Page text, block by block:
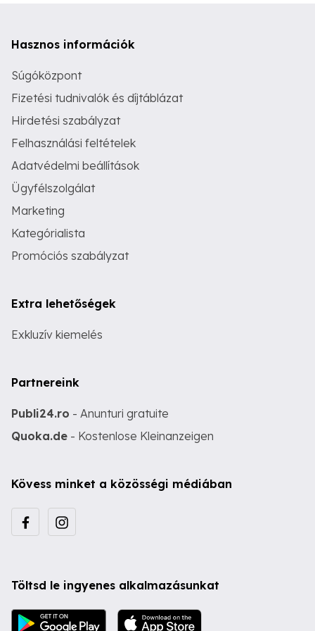
Hasznos információk
Súgóközpont
Fizetési tudnivalók és díjtáblázat
Hirdetési szabályzat
Felhasználási feltételek
Adatvédelmi beállítások
Ügyfélszolgálat
Marketing
Kategórialista
Promóciós szabályzat
Extra lehetőségek
Exkluzív kiemelés
Partnereink
Publi24.ro - Anunturi gratuite
Quoka.de - Kostenlose Kleinanzeigen
Kövess minket a közösségi médiában
Töltsd le ingyenes alkalmazásunkat